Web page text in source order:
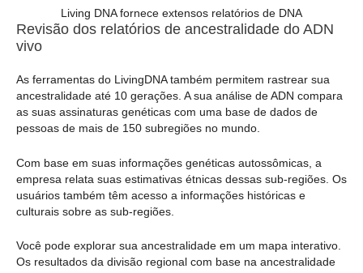
Living DNA fornece extensos relatórios de DNA
Revisão dos relatórios de ancestralidade do ADN
vivo
As ferramentas do LivingDNA também permitem rastrear sua
ancestralidade até 10 gerações. A sua análise de ADN compara
as suas assinaturas genéticas com uma base de dados de
pessoas de mais de 150 subregiões no mundo.
Com base em suas informações genéticas autossômicas, a
empresa relata suas estimativas étnicas dessas sub-regiões. Os
usuários também têm acesso a informações históricas e
culturais sobre as sub-regiões.
Você pode explorar sua ancestralidade em um mapa interativo.
Os resultados da divisão regional com base na ancestralidade